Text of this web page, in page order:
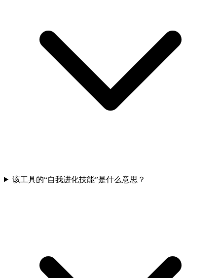
该工具的“自我进化技能”是什么意思？